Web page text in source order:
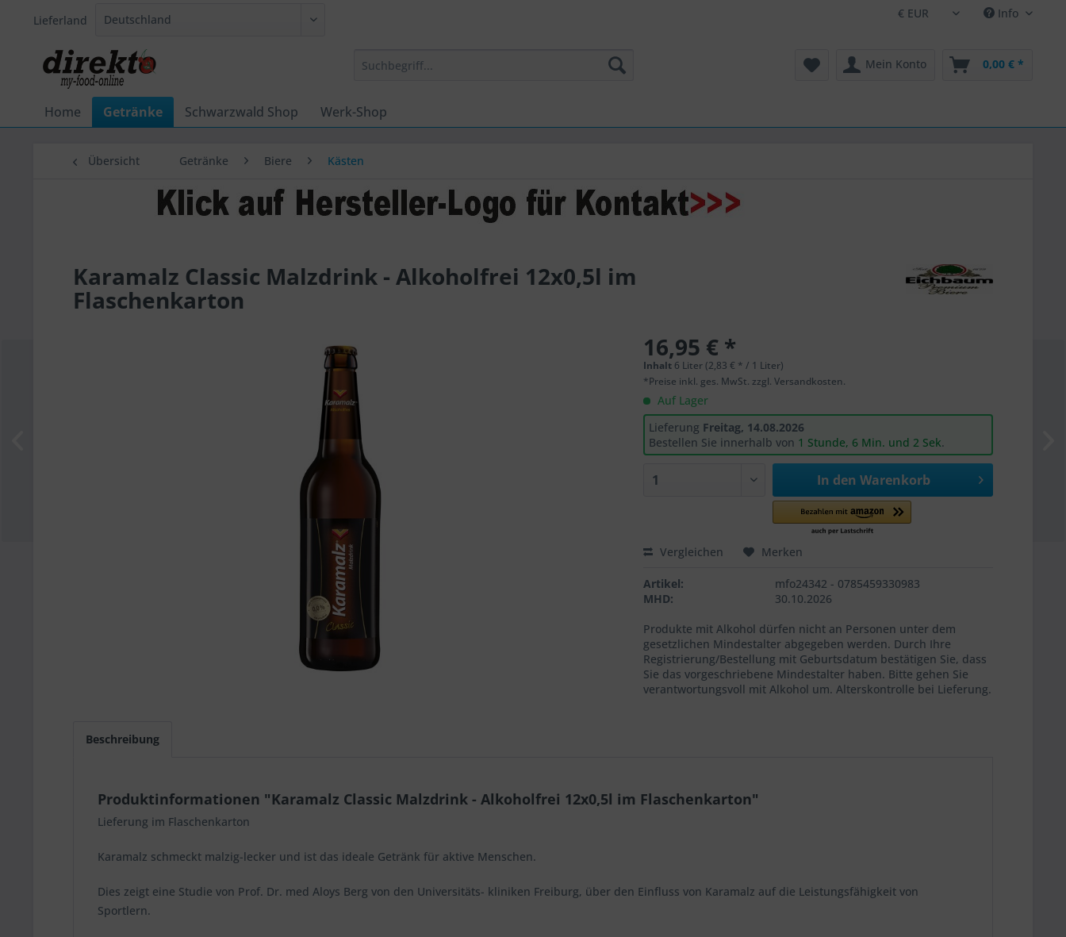
Info
Lieferland
Mein Konto 0,00 € *
Home Getränke Schwarzwald Shop Werk-Shop
Übersicht Getränke Biere Kästen
Karamalz Classic Malzdrink - Alkoholfrei 12x0,5l im
Flaschenkarton
16,95 € *
Inhalt 6 Liter (2,83 € * / 1 Liter)
*Preise inkl. ges. MwSt. zzgl. Versandkosten.
Auf Lager
Lieferung Freitag, 14.08.2026
Bestellen Sie innerhalb von 1 Stunde, 6 Min. und 1 Sek.
In den Warenkorb
Vergleichen Merken
Artikel:
mfo24342 - 0785459330983
MHD:
30.10.2026
Produkte mit Alkohol dürfen nicht an Personen unter dem
gesetzlichen Mindestalter abgegeben werden. Durch Ihre
Registrierung/Bestellung mit Geburtsdatum bestätigen Sie, dass
Sie das vorgeschriebene Mindestalter haben. Bitte gehen Sie
verantwortungsvoll mit Alkohol um. Alterskontrolle bei Lieferung.
Beschreibung
Produktinformationen "Karamalz Classic Malzdrink - Alkoholfrei 12x0,5l im Flaschenkarton"
Lieferung im Flaschenkarton
Karamalz schmeckt malzig-lecker und ist das ideale Getränk für aktive Menschen.
Dies zeigt eine Studie von Prof. Dr. med Aloys Berg von den Universitäts- kliniken Freiburg, über den Einfluss von Karamalz auf die Leistungsfähigkeit von
Sportlern.